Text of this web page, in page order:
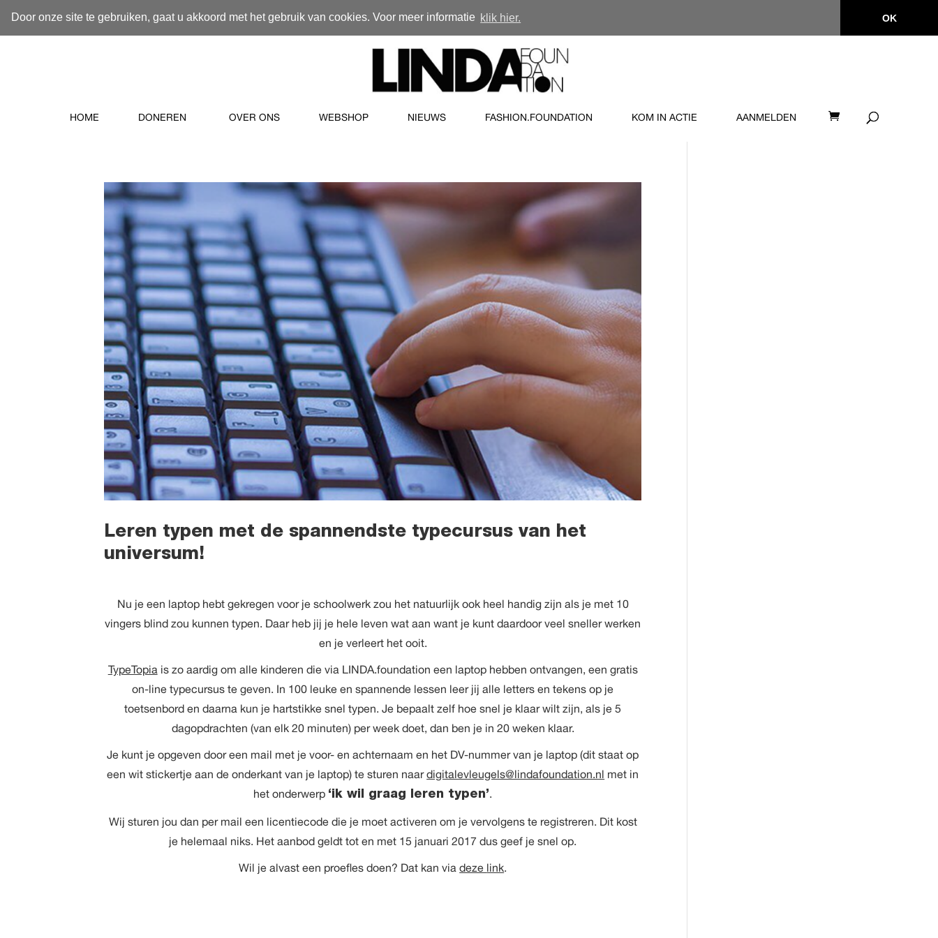
Door onze site te gebruiken, gaat u akkoord met het gebruik van cookies. Voor meer informatie klik hier. OK
HOME DONEREN OVER ONS WEBSHOP NIEUWS FASHION.FOUNDATION KOM IN ACTIE AANMELDEN
Leren typen met de spannendste typecursus van het
universum!
Nu je een laptop hebt gekregen voor je schoolwerk zou het natuurlijk ook heel handig zijn als je met 10
vingers blind zou kunnen typen. Daar heb jij je hele leven wat aan want je kunt daardoor veel sneller werken
en je verleert het ooit.
TypeTopia is zo aardig om alle kinderen die via LINDA.foundation een laptop hebben ontvangen, een gratis
on-line typecursus te geven. In 100 leuke en spannende lessen leer jij alle letters en tekens op je
toetsenbord en daarna kun je hartstikke snel typen. Je bepaalt zelf hoe snel je klaar wilt zijn, als je 5
dagopdrachten (van elk 20 minuten) per week doet, dan ben je in 20 weken klaar.
Je kunt je opgeven door een mail met je voor- en achternaam en het DV-nummer van je laptop (dit staat op
een wit stickertje aan de onderkant van je laptop) te sturen naardigitalevleugels@lindafoundation.nl met in
het onderwerp ‘ik wil graag leren typen’.
Wij sturen jou dan per mail een licentiecode die je moet activeren om je vervolgens te registreren. Dit kost
je helemaal niks. Het aanbod geldt tot en met 15 januari 2017 dus geef je snel op.
Wil je alvast een proefles doen? Dat kan viadeze link.